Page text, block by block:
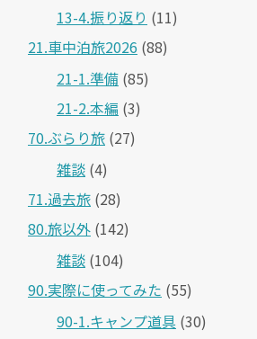
13-4.振り返り (11)
21.車中泊旅2026 (88)
21-1.準備 (85)
21-2.本編 (3)
70.ぶらり旅 (27)
雑談 (4)
71.過去旅 (28)
80.旅以外 (142)
雑談 (104)
90.実際に使ってみた (55)
90-1.キャンプ道具 (30)